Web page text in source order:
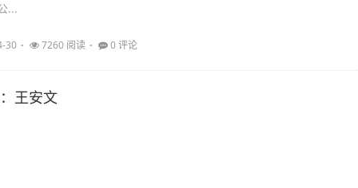
...
30 7260 阅读 0 评论
王安文